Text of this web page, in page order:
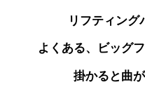
リフティング
よくある、ビッグ
掛かると曲